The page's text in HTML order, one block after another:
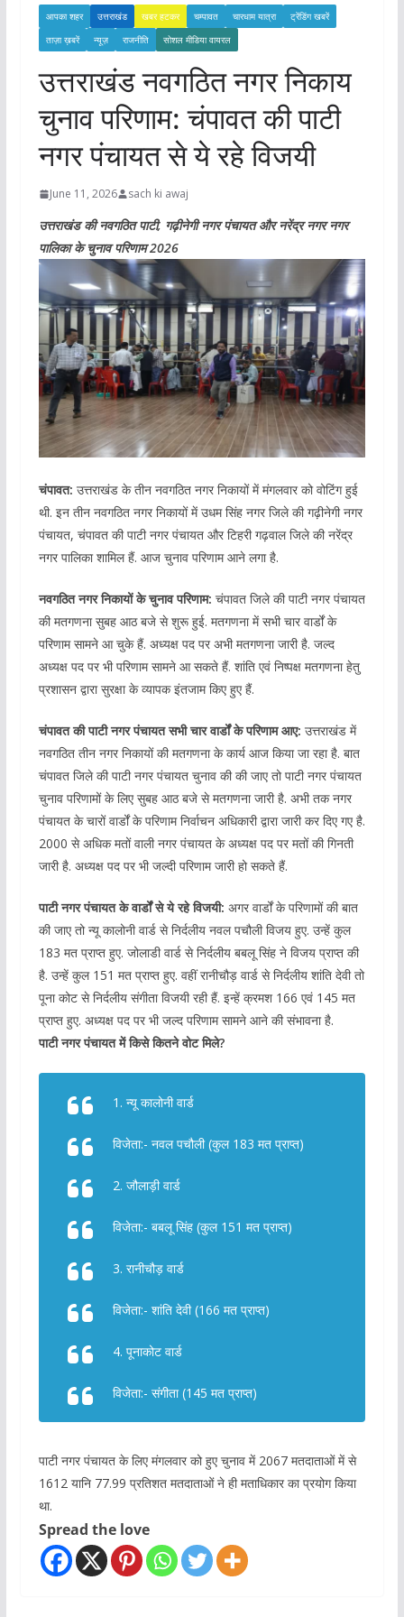
आपका शहर उत्तराखंड खबर हटकर चम्पावत चारधाम यात्रा
ट्रेंडिंग खबरें
ताज़ा ख़बरें
न्यूज़ राजनीति सोशल मीडिया वायरल
उत्तराखंड नवगठित नगर निकाय
चुनाव परिणाम: चंपावत की पाटी
नगर पंचायत से ये रहे विजयी
June 11, 2026 sach ki awaj
उत्तराखंड की नवगठित पाटी, गढ़ीनेगी नगर पंचायत और नरेंद्र नगर नगर
पालिका के चुनाव परिणाम 2026
चंपावत: उत्तराखंड के तीन नवगठित नगर निकायों में मंगलवार को वोटिंग हुई
थी. इन तीन नवगठित नगर निकायों में उधम सिंह नगर जिले की गढ़ीनेगी नगर
पंचायत, चंपावत की पाटी नगर पंचायत और टिहरी गढ़वाल जिले की नरेंद्र
नगर पालिका शामिल हैं. आज चुनाव परिणाम आने लगा है.
नवगठित नगर निकायों के चुनाव परिणाम: चंपावत जिले की पाटी नगर पंचायत
की मतगणना सुबह आठ बजे से शुरू हुई. मतगणना में सभी चार वार्डों के
परिणाम सामने आ चुके हैं. अध्यक्ष पद पर अभी मतगणना जारी है. जल्द
अध्यक्ष पद पर भी परिणाम सामने आ सकते हैं. शांति एवं निष्पक्ष मतगणना हेतु
प्रशासन द्वारा सुरक्षा के व्यापक इंतजाम किए हुए हैं.
चंपावत की पाटी नगर पंचायत सभी चार वार्डों के परिणाम आए: उत्तराखंड में
नवगठित तीन नगर निकायों की मतगणना के कार्य आज किया जा रहा है. बात
चंपावत जिले की पाटी नगर पंचायत चुनाव की की जाए तो पाटी नगर पंचायत
चुनाव परिणामों के लिए सुबह आठ बजे से मतगणना जारी है. अभी तक नगर
पंचायत के चारों वार्डों के परिणाम निर्वाचन अधिकारी द्वारा जारी कर दिए गए है.
2000 से अधिक मतों वाली नगर पंचायत के अध्यक्ष पद पर मतों की गिनती
जारी है. अध्यक्ष पद पर भी जल्दी परिणाम जारी हो सकते हैं.
पाटी नगर पंचायत के वार्डों से ये रहे विजयी: अगर वार्डों के परिणामों की बात
की जाए तो न्यू कालोनी वार्ड से निर्दलीय नवल पचौली विजय हुए. उन्हें कुल
183 मत प्राप्त हुए. जोलाडी वार्ड से निर्दलीय बबलू सिंह ने विजय प्राप्त की
है. उन्हें कुल 151 मत प्राप्त हुए. वहीं रानीचौड़ वार्ड से निर्दलीय शांति देवी तो
पूना कोट से निर्दलीय संगीता विजयी रही हैं. इन्हें क्रमश 166 एवं 145 मत
प्राप्त हुए. अध्यक्ष पद पर भी जल्द परिणाम सामने आने की संभावना है.
पाटी नगर पंचायत में किसे कितने वोट मिले?
1. न्यू कालोनी वार्ड
विजेता:- नवल पचौली (कुल 183 मत प्राप्त)
2. जौलाड़ी वार्ड
विजेता:- बबलू सिंह (कुल 151 मत प्राप्त)
3. रानीचौड़ वार्ड
विजेता:- शांति देवी (166 मत प्राप्त)
4. पूनाकोट वार्ड
विजेता:- संगीता (145 मत प्राप्त)
पाटी नगर पंचायत के लिए मंगलवार को हुए चुनाव में 2067 मतदाताओं में से
1612 यानि 77.99 प्रतिशत मतदाताओं ने ही मताधिकार का प्रयोग किया
था.
Spread the love